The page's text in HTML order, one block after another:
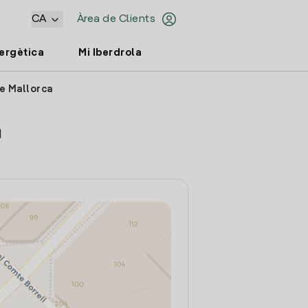
Àrea de Clients
CA
Mi Iberdrola
Mallorca